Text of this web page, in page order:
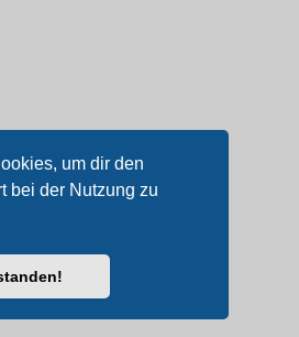
um dir den
bei der Nutzung zu